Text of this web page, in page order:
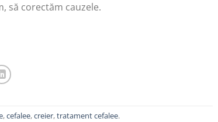
să corectăm cauzele.
,cefalee,creier,tratament cefalee.